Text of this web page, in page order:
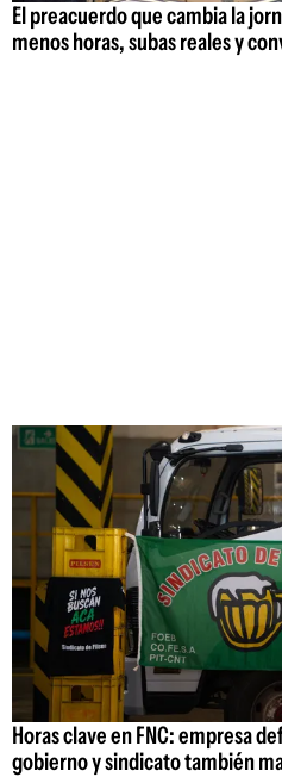
El preacuerdo que cambia la
menos horas, subas reales y
Horas clave en FNC: empresa
gobierno y sindicato también